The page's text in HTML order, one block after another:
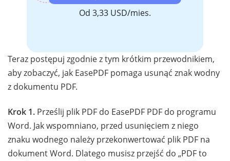
Od 3,33 USD/mies.
Teraz postępuj zgodnie z tym krótkim przewodnikiem,
aby zobaczyć, jak EasePDF pomaga usunąć znak wodny
z dokumentu PDF.
Krok 1. Prześlij plik PDF do EasePDF PDF do programu
Word. Jak wspomniano, przed usunięciem z niego
znaku wodnego należy przekonwertować plik PDF na
dokument Word. Dlatego musisz przejść do „PDF to